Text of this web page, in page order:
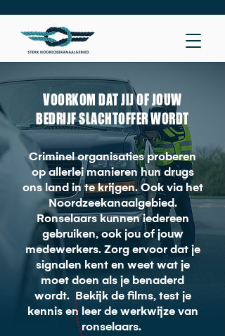
VOORKOM DAT JIJ OF JOUW
BEDRIJF SLACHTOFFER WORDT
Criminel organisaties proberen
op allerlei manieren hun drugs
ons land in te krijgen. Ook via het
Noordzeekanaalgebied.
Ronselaars kunnen iedereen
gebruiken, ook jou of jouw
medewerkers. Zorg ervoor dat je
signalen kent en weet wat je
moet doen als je benaderd
wordt. Bekijk de films, test je
kennis en leer de werkwijze van
ronselaars.